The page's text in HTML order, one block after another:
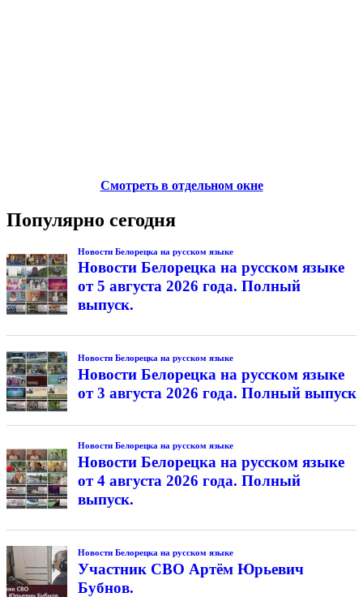
Смотреть в отдельном окне
Популярно сегодня
Новости Белорецка на русском языке
Новости Белорецка на русском языке
от 5 августа 2026 года. Полный
выпуск.
Новости Белорецка на русском языке
Новости Белорецка на русском языке
от 3 августа 2026 года. Полный выпуск
Новости Белорецка на русском языке
Новости Белорецка на русском языке
от 4 августа 2026 года. Полный
выпуск.
Новости Белорецка на русском языке
Участник СВО Артём Юрьевич
Бубнов.